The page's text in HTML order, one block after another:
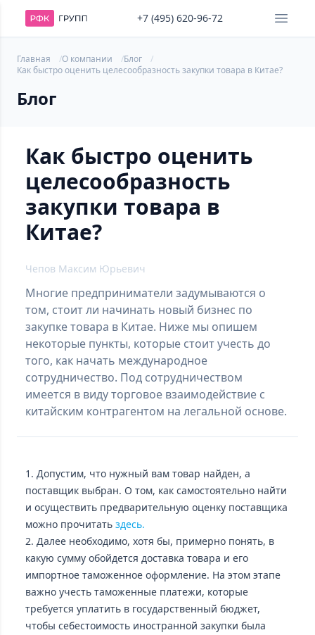
+7 (495) 620-96-72
Главная О компании
Блог
Как быстро оценить целесообразность закупки товара в Китае?
Блог
Как быстро оценить
целесообразность
закупки товара в
Китае?
Чепов Максим Юрьевич
Многие предприниматели задумываются о
том, стоит ли начинать новый бизнес по
закупке товара в Китае. Ниже мы опишем
некоторые пункты, которые стоит учесть до
того, как начать международное
сотрудничество. Под сотрудничеством
имеется в виду торговое взаимодействие с
китайским контрагентом на легальной основе.
1. Допустим, что нужный вам товар найден, а
поставщик выбран. О том, как самостоятельно найти
и осуществить предварительную оценку поставщика
можно прочитать здесь.
2. Далее необходимо, хотя бы, примерно понять, в
какую сумму обойдется доставка товара и его
импортное таможенное оформление. На этом этапе
важно учесть таможенные платежи, которые
требуется уплатить в государственный бюджет,
чтобы себестоимость иностранной закупки была